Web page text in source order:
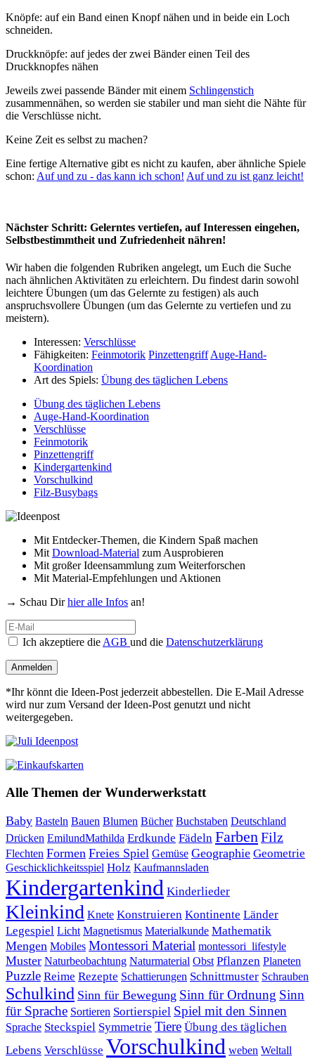
Knöpfe: auf ein Band einen Knopf nähen und in beide ein Loch
schneiden.
Druckknöpfe: auf jedes der zwei Bänder einen Teil des
Druckknopfes nähen
Jeweils zwei passende Bänder mit einem Schlingenstich
zusammennähen, so werden sie stabiler und man sieht die Nähte für
die Verschlüsse nicht.
Keine Zeit es selbst zu machen?
Eine fertige Alternative gibt es nicht zu kaufen, aber ähnliche Spiele
schon: Auf und zu - das kann ich schon! Auf und zu ist ganz leicht!
Nächster Schritt: Gelerntes vertiefen, auf Interessen eingehen,
Selbstbestimmtheit und Zufriedenheit nähren!
Wir haben die folgenden Rubriken angelegt, um Euch die Suche
nach ähnlichen Aktivitäten zu erleichtern. Du findest darin sowohl
leichtere Übungen (um das Gelernte zu festigen) als auch
anspruchsvollere Übungen (um das Gelernte zu vertiefen und zu
meistern).
Interessen: Verschlüsse
Fähigkeiten: Feinmotorik PinzettengriffAuge-Hand-
Koordination
Art des Spiels: Übung des täglichen Lebens
Übung des täglichen Lebens
Auge-Hand-Koordination
Verschlüsse
Feinmotorik
Pinzettengriff
Kindergartenkind
Vorschulkind
Filz-Busybags
Mit Entdecker-Themen, die Kindern Spaß machen
MitDownload-Material zum Ausprobieren
Mit großer Ideensammlung zum Weiterforschen
Mit Material-Empfehlungen und Aktionen
→ Schau Dirhier alle Infos an!
Ich akzeptiere dieAGB und die Datenschutzerklärung
Anmelden
*Ihr könnt die Ideen-Post jederzeit abbestellen. Die E-Mail Adresse
wird nur zum Versand der Ideen-Post genutzt und nicht
weitergegeben.
Alle Themen der Wunderwerkstatt
Baby Basteln Bauen Blumen Bücher Buchstaben Deutschland
Drücken EmilundMathilda Erdkunde Fädeln FarbenFilz
Flechten Formen Freies Spiel Gemüse Geographie Geometrie
Geschicklichkeitsspiel Holz Kaufmannsladen
Kindergartenkind Kinderlieder
Kleinkind Knete Konstruieren Kontinente Länder
Legespiel Licht Magnetismus Materialkunde Mathematik
Mengen Mobiles Montessori Material montessori_lifestyle
Muster Naturbeobachtung Naturmaterial Obst Pflanzen Planeten
Puzzle Reime Rezepte Schattierungen Schnittmuster Schrauben
Schulkind Sinn für Bewegung Sinn für Ordnung Sinn
für Sprache Sortieren Sortierspiel Spiel mit den Sinnen
Sprache Steckspiel Symmetrie Tiere Übung des täglichen
Lebens Verschlüsse Vorschulkind weben Weltall